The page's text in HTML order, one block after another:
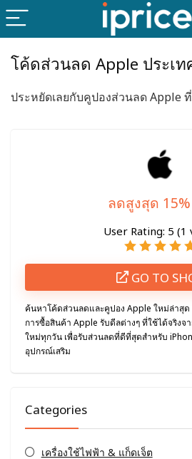
โค้ดส่วนลด Apple ประเท
ประหยัดเลยกับคูปองส่วนลด Apple
ลดสูงสุด
User Rating: 5 (1
GO TO
ค้นหาโค้ดส่วนลดและคูปอง Apple ใหม่ล่าสุ
การซื้อสินค้า Apple รับดีลต่างๆ ที่ใช้ได้จริงจ
ใหม่ทุกวัน เพื่อรับส่วนลดที่ดีที่สุดสำหรับ
อุปกรณ์เสริม
Categories
เครื่องใช้ไฟฟ้า & แก็ดเจ็ต